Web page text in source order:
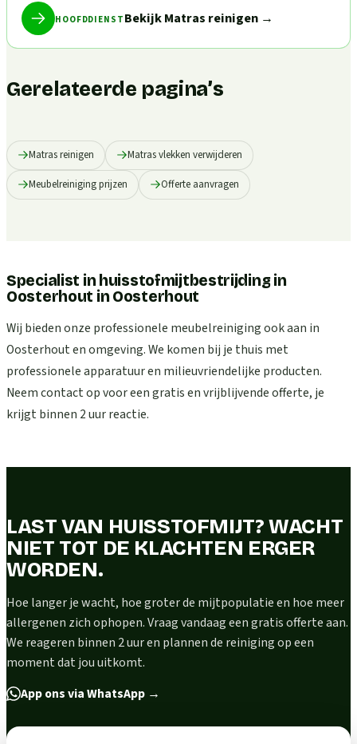
HOOFDDIENST Bekijk Matras reinigen→
Gerelateerde pagina’s
Matras reinigen Matras vlekken verwijderen
Meubelreiniging prijzen Offerte aanvragen
Specialist in huisstofmijtbestrijding in
Oosterhout inOosterhout
Wij bieden onze professionele meubelreiniging ook aan in
Oosterhout en omgeving. We komen bij je thuis met
professionele apparatuur en milieuvriendelijke producten.
Neem contact op voor een gratis en vrijblijvende offerte, je
krijgt binnen 2 uur reactie.
LAST VAN HUISSTOFMIJT? WACHT
NIET TOT DE KLACHTEN ERGER
WORDEN.
Hoe langer je wacht, hoe groter de mijtpopulatie en hoe meer
allergenen zich ophopen. Vraag vandaag een gratis offerte aan.
We reageren binnen 2 uur en plannen de reiniging op een
moment dat jou uitkomt.
App ons via WhatsApp →